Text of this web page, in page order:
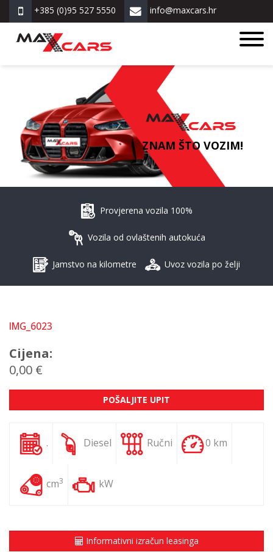
+385 (0)95 527 5550 info@maxcars.hr
ZNAM ŠTO VOZIM!
Provjerena vozila 100%
Vozila od ovlaštenih autokuća
Jamstvo na kilometre Uvoz vozila po želji
IMG_6023
Cijena:
0,00 €
POŠALJITE UPIT
. Diesel Ručni 0 km
cm3 kW
Informativni izračun leasinga